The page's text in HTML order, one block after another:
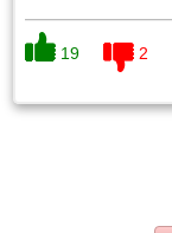
19 2